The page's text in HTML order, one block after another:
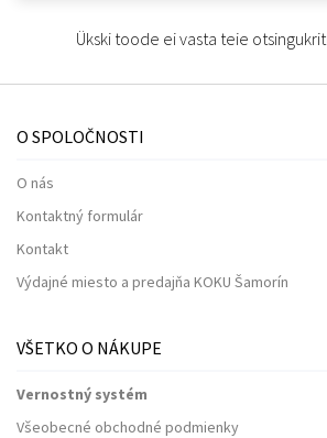
Ükski toode ei vasta teie
O SPOLOČNOSTI
O nás
Kontaktný formulár
Kontakt
Výdajné miesto a predajňa KOKU Šamorín
VŠETKO O NÁKUPE
Vernostný systém
Všeobecné obchodné podmienky